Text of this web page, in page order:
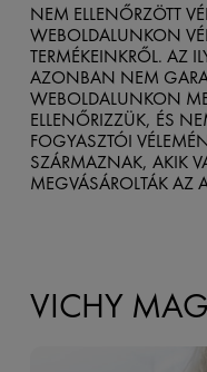
NEM ELLENŐRZÖTT
WEBOLDALUNKON
TERMÉKEINKRŐL. AZ
AZONBAN NEM
WEBOLDALUNKON
ELLENŐRIZZÜK, ÉS
FOGYASZTÓI
SZÁRMAZNAK, AKIK
MEGVÁSÁROLTÁK AZ
VICHY